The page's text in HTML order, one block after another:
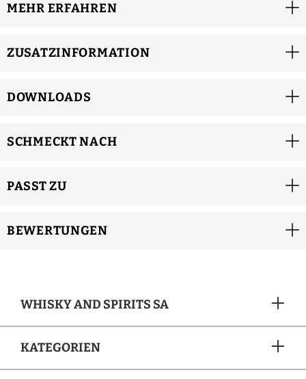
MEHR ERFAHREN
ZUSATZINFORMATION
DOWNLOADS
SCHMECKT NACH
PASST ZU
BEWERTUNGEN
WHISKY AND SPIRITS SA
KATEGORIEN